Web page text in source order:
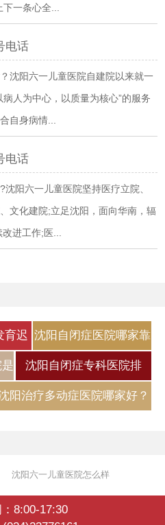
一条心全...
电话
沈阳六一儿童医院自建院以来就一
人为中心，以质量为核心”的服务
自身病情...
电话
阳六一儿童医院坚持医疗立院、
文化建院;立足沈阳，面向华南，辐
进工作;医...
育迟 沈阳自闭症医院哪家靠
谱？自闭症
沈阳自闭症专科医院排
名，自闭症
阳治疗多动症医院哪家好？
沈阳六一儿童医院怎么样
8:00-17:30